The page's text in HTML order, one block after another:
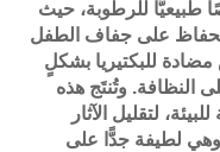
طبيعيًّا للرطوبة، حيث
على جفاف الطفل
للبكتيريا بشكلٍ
النظافة. وتُنتَج هذه
لتقليل الآثار
وهي لطيفة جدًّا على